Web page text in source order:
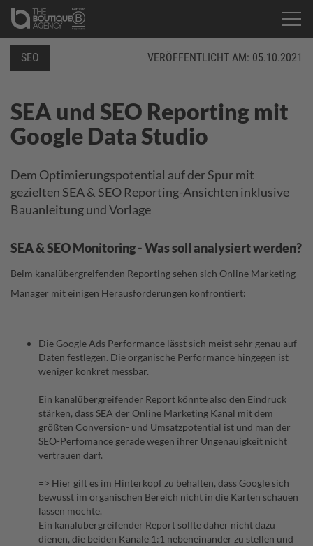
SEA und SEO Reporting mit
Google Data Studio
SEO VERÖFFENTLICHT AM: 05.10.2021
Dem Optimierungspotential auf der Spur mit
gezielten SEA & SEO Reporting-Ansichten inklusive
Bauanleitung und Vorlage
SEA & SEO Monitoring - Was soll analysiert werden?
Beim kanalübergreifenden Reporting sehen sich Online Marketing
Manager mit einigen Herausforderungen konfrontiert:
Die Google Ads Performance lässt sich meist sehr genau auf
Daten festlegen. Die organische Performance hingegen ist
weniger konkret messbar.
Ein kanalübergreifender Report könnte also den Eindruck
stärken, dass SEA der Online Marketing Kanal mit dem
größten Conversion- und Umsatzpotential ist und man der
SEO-Perfomance gerade wegen ihrer Ungenauigkeit nicht
vertrauen darf.
=> Hier gilt es im Hinterkopf zu behalten, dass Google sich
bewusst im organischen Bereich nicht in die Karten schauen
lassen möchte.
Ein kanalübergreifender Report sollte daher nicht dazu
dienen, die beiden Kanäle 1:1 nebeneinander zu stellen und